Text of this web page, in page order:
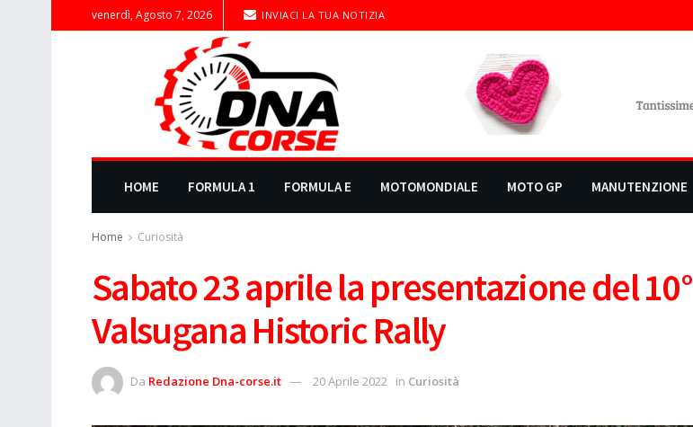
venerdì, Agosto 7, 2026 INVIACI LA TUA NOTIZIA
HOME FORMULA 1 FORMULA E MOTOMONDIALE MOTO GP MANUTENZIONE
Home Curiosità
Sabato 23 aprile la presentazione del 10°
Valsugana Historic Rally
Da Redazione Dna-corse.it 20 Aprile 2022 in Curiosità